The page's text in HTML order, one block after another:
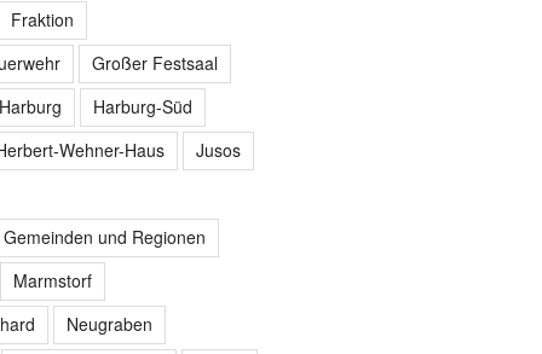
Fraktion
Großer Festsaal
Harburg-Süd
Wehner-Haus
Jusos
und Regionen
Marmstorf
Neugraben